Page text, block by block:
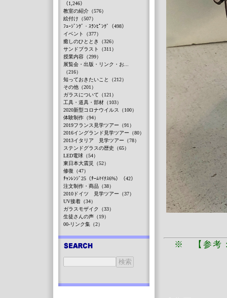
※ 【参考：
（1,246）
教室の紹介（576）
絵付け（507）
ﾌｭｰｼﾞﾝｸﾞ・ｽﾗﾝﾋﾟﾝｸﾞ（498）
イベント（377）
癒しのひととき（326）
サンドブラスト（311）
授業内容（299）
展覧会・出版・リンク・お...
（216）
知っておきたいこと（212）
その他（201）
ガラスについて（121）
工具・道具・部材（103）
2020新型コロナウイルス（100）
体験制作（94）
2019フランス見学ツアー（91）
2016イングランド見学ツアー（80）
2013イタリア 見学ツアー（78）
ステンドグラスの歴史（65）
LED電球（54）
東日本大震災（52）
修復（47）
ﾁｬﾝﾚﾝｼﾞ25（ﾁｰﾑﾏｲﾅｽ6%）（42）
注文制作・商品（38）
2010ドイツ 見学ツアー（37）
UV接着（34）
ガラスモザイク（33）
生徒さんの声（19）
00-リンク集（2）